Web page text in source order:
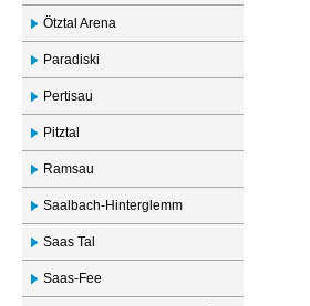
Ötztal Arena
Paradiski
Pertisau
Pitztal
Ramsau
Saalbach-Hinterglemm
Saas Tal
Saas-Fee